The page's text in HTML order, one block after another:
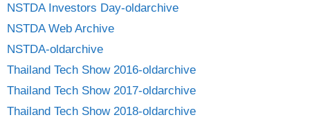
NSTDA Investors Day-oldarchive
NSTDA Web Archive
NSTDA-oldarchive
Thailand Tech Show 2016-oldarchive
Thailand Tech Show 2017-oldarchive
Thailand Tech Show 2018-oldarchive